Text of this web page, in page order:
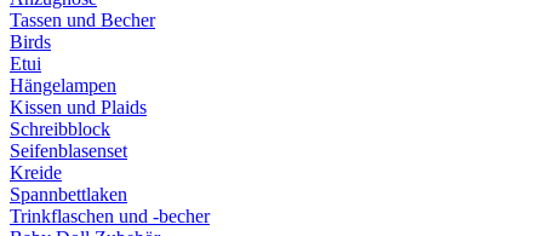
Tassen und Becher
Birds
Etui
Hängelampen
Kissen und Plaids
Schreibblock
Seifenblasenset
Kreide
Spannbettlaken
Trinkflaschen und -becher